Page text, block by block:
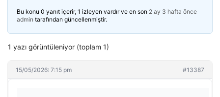
Bu konu 0 yanıt içerir, 1 izleyen vardır ve en son 2 ay 3 hafta önce
admin tarafından güncellenmiştir.
1 yazı görüntüleniyor (toplam 1)
15/05/2026: 7:15 pm #13387